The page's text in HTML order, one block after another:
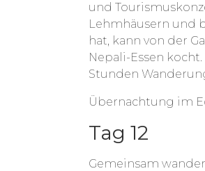
und
Lehmhäusern und
hat, kann von der
Nepali-Essen
Stunden
Übernachtung im
Tag 12
Gemeinsam